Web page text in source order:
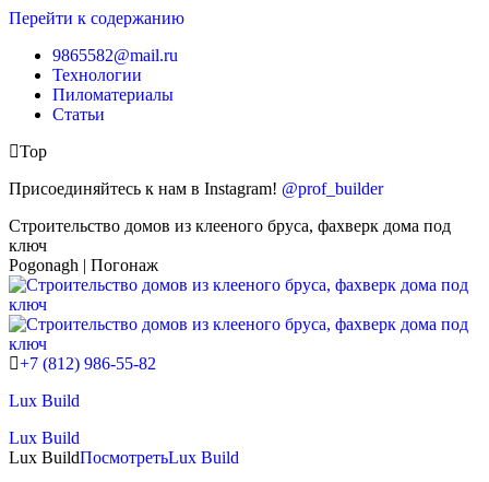
Перейти к содержанию
9865582@mail.ru
Технологии
Пиломатериалы
Статьи
Top
Присоединяйтесь к нам в Instagram! @prof_builder
Строительство домов из клееного бруса, фахверк дома под
ключ
Pogonagh | Погонаж
+7 (812) 986-55-82
Lux Build
Lux Build
Lux BuildПосмотретьLux Build